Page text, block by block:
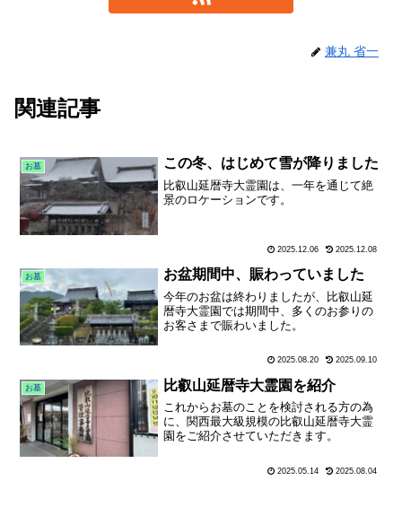
兼丸 省一
関連記事
お墓 この冬、はじめて雪が降りました
比叡山延暦寺大霊園は、一年を通じて絶
景のロケーションです。
2025.12.06 2025.12.08
お墓 お盆期間中、賑わっていました
今年のお盆は終わりましたが、比叡山延
暦寺大霊園では期間中、多くのお参りの
お客さまで賑わいました。
2025.08.20 2025.09.10
お墓 比叡山延暦寺大霊園を紹介
これからお墓のことを検討される方の為
に、関西最大級規模の比叡山延暦寺大霊
園をご紹介させていただきます。
2025.05.14 2025.08.04